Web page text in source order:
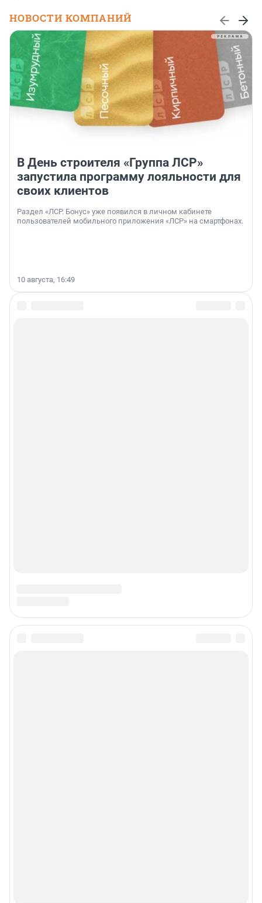
НОВОСТИ КОМПАНИЙ
В День строителя «Группа ЛСР»
запустила программу лояльности для
своих клиентов
Раздел «ЛСР. Бонус» уже появился в личном кабинете
пользователей мобильного приложения «ЛСР» на смартфонах.
10 августа, 16:49